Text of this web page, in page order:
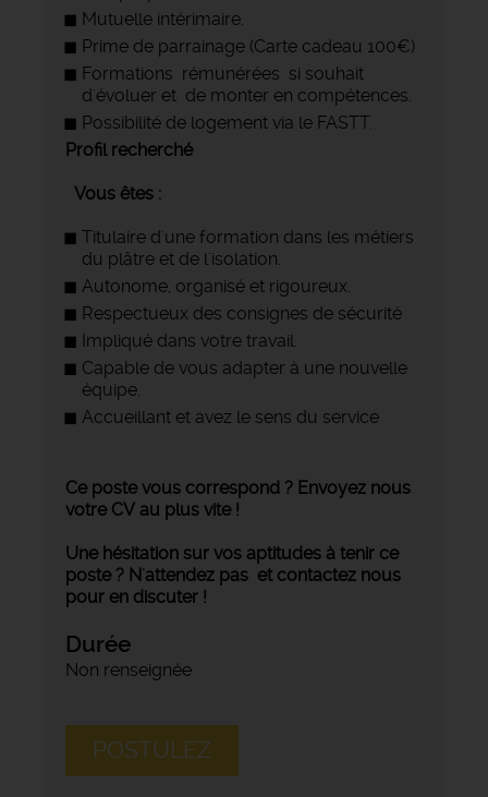
Mutuelle intérimaire.
Prime de parrainage (Carte cadeau 100€)
Formations rémunérées si souhait
d'évoluer et de monter en compétences.
Possibilité de logement via le FASTT.
Profil recherché
Vous êtes :
Titulaire d'une formation dans les métiers
du plâtre et de l'isolation.
Autonome, organisé et rigoureux.
Respectueux des consignes de sécurité
Impliqué dans votre travail.
Capable de vous adapter à une nouvelle
équipe.
Accueillant et avez le sens du service
Ce poste vous correspond ? Envoyez nous
votre CV au plus vite !
Une hésitation sur vos aptitudes à tenir ce
poste ? N'attendez pas et contactez nous
pour en discuter !
Durée
Non renseignée
POSTULEZ